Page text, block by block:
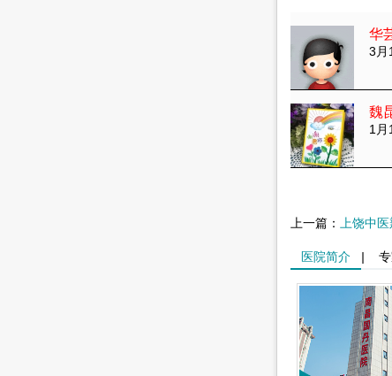
华
3月
魏
1月
上一篇： 上饶中
医院简介 |